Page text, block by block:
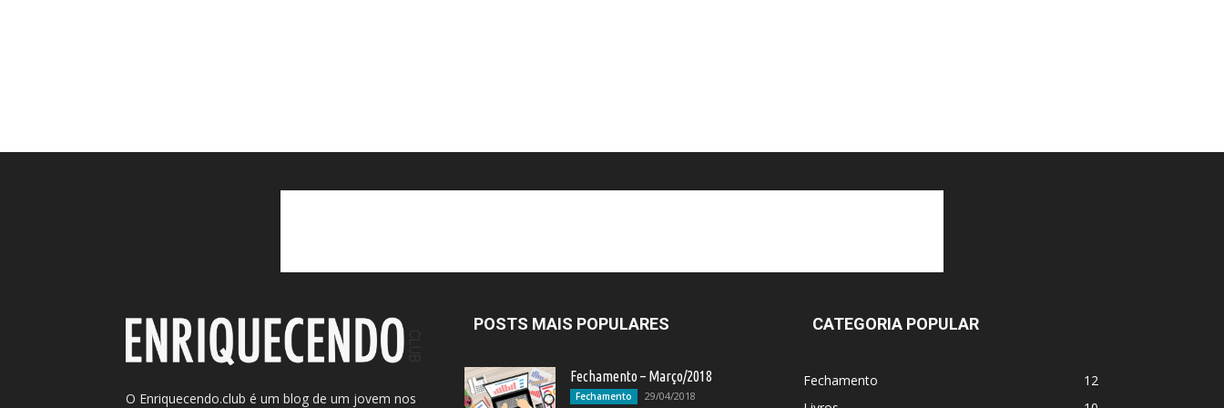
O Enriquecendo.club é um blog de um jovem nos
POSTS MAIS POPULARES
Fechamento – Março/2018
Fechamento 29/04/2018
CATEGORIA POPULAR
Fechamento
12